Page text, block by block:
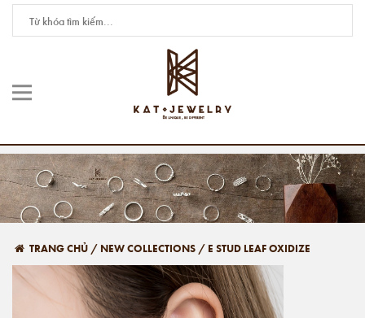
TRANG CHỦ / NEW COLLECTIONS / E STUD LEAF OXIDIZE